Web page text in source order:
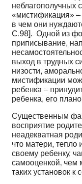
неблагополучных
«мистификация» –
в чем они
С.98]. Одной из
приписывание,
выход в трудных
низости,
мистификации
ребенка –
ребенка, его
Существенным
восприятие
неадекватная
что матери, тепло
своему ребенку,
самооценкой, чем
таких установок к